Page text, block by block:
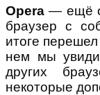
Opera — ещё
браузер с
итоге
нем мы
других
некоторые